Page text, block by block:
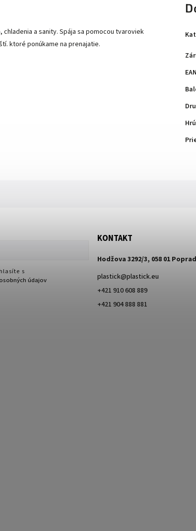
a sanity. Spája sa pomocou tvaroviek
ktoré ponúkame na prenajatie.
EAN
s
údajov
KONTAKT
Hodžova 3292/3, 058 01 Poprad
plastick@plastick.eu
+421 910 608 889
+421 904 888 881